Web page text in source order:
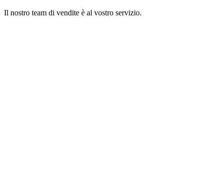
Il nostro team di vendite è al vostro servizio.